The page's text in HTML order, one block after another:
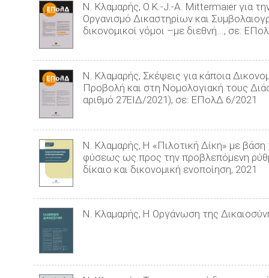
Ν. Κλαμαρής, Ο K.-J.-A. Mittermaier για
Οργανισμό Δικαστηρίων και
δικονομικοί νόμοι –με διεθνή..., σε:
Ν. Κλαμαρής, Σκέψεις για κάποια
Προβολή και στη Νομολογιακή τους
αριθμό 27ΕΙΔ/2021), σε: ΕΠολΔ 6/2021
Ν. Κλαμαρής, Η «Πιλοτική Δίκη» με
φύσεως ως προς την προβλεπόμενη
δίκαιο και δικονομική ενοποίηση, 2021
Ν. Κλαμαρής, Η Οργάνωση της